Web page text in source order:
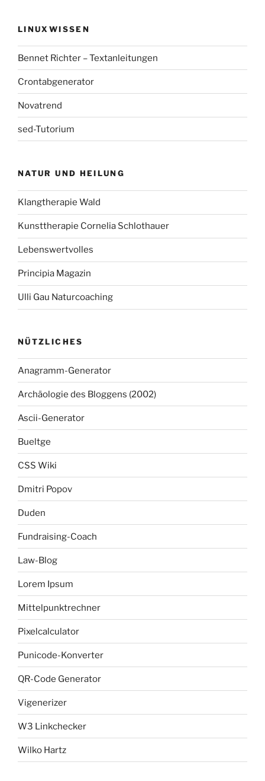
LINUXWISSEN
Bennet Richter – Textanleitungen
Crontabgenerator
Novatrend
sed-Tutorium
NATUR UND HEILUNG
Klangtherapie Wald
Kunsttherapie Cornelia Schlothauer
Lebenswertvolles
Principia Magazin
Ulli Gau Naturcoaching
NÜTZLICHES
Anagramm-Generator
Archäologie des Bloggens (2002)
Ascii-Generator
Bueltge
CSS Wiki
Dmitri Popov
Duden
Fundraising-Coach
Law-Blog
Lorem Ipsum
Mittelpunktrechner
Pixelcalculator
Punicode-Konverter
QR-Code Generator
Vigenerizer
W3 Linkchecker
Wilko Hartz